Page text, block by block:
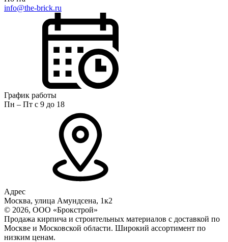
info@the-brick.ru
График работы
Пн – Пт с 9 до 18
Адрес
Москва, улица Амундсена, 1к2
© 2026, ООО «Брокстрой»
Продажа кирпича и строительных материалов с доставкой по
Москве и Московской области. Широкий ассортимент по
низким ценам.